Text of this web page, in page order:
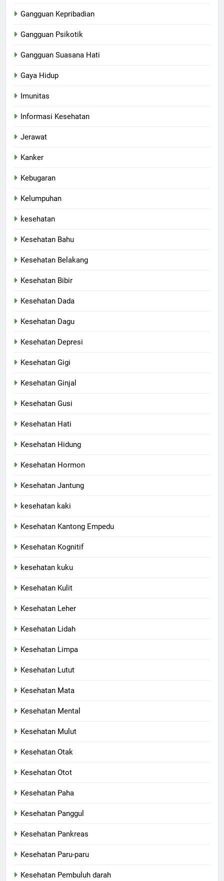
Gangguan Kepribadian
Gangguan Psikotik
Gangguan Suasana Hati
Gaya Hidup
Imunitas
Informasi Kesehatan
Jerawat
Kanker
Kebugaran
Kelumpuhan
kesehatan
Kesehatan Bahu
Kesehatan Belakang
Kesehatan Bibir
Kesehatan Dada
Kesehatan Dagu
Kesehatan Depresi
Kesehatan Gigi
Kesehatan Ginjal
Kesehatan Gusi
Kesehatan Hati
Kesehatan Hidung
Kesehatan Hormon
Kesehatan Jantung
kesehatan kaki
Kesehatan Kantong Empedu
Kesehatan Kognitif
kesehatan kuku
Kesehatan Kulit
Kesehatan Leher
Kesehatan Lidah
Kesehatan Limpa
Kesehatan Lutut
Kesehatan Mata
Kesehatan Mental
Kesehatan Mulut
Kesehatan Otak
Kesehatan Otot
Kesehatan Paha
Kesehatan Panggul
Kesehatan Pankreas
Kesehatan Paru-paru
Kesehatan Pembuluh darah